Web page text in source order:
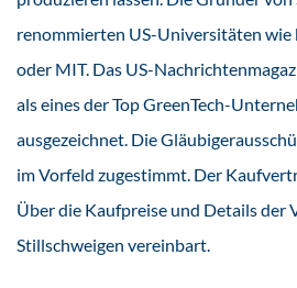
renommierten US-Universitäten wie
oder MIT. Das US-
als eines der Top GreenTech-
ausgezeichnet. Die
im Vorfeld zugestimmt. Der
Über die Kaufpreise und Details der
Stillschweigen vereinbart.